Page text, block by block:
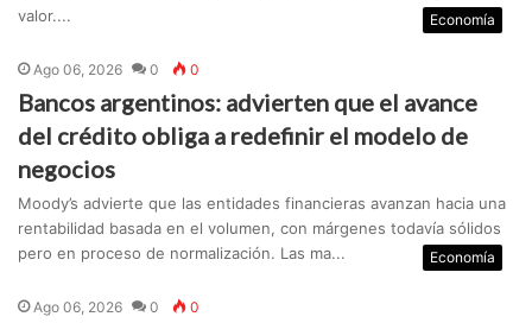
valor....
Economía
Ago 06, 2026 0 0
Bancos argentinos: advierten que el avance
del crédito obliga a redefinir el modelo de
negocios
Moody’s advierte que las entidades financieras avanzan hacia una
rentabilidad basada en el volumen, con márgenes todavía sólidos
pero en proceso de normalización. Las ma...
Economía
Ago 06, 2026 0 0